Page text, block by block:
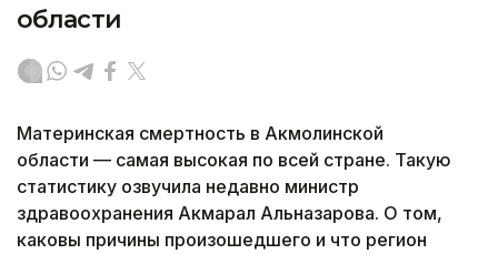
области
Материнская смертность в Акмолинской
области — самая высокая по всей стране. Такую
статистику озвучила недавно министр
здравоохранения Акмарал Альназарова. О том,
каковы причины произошедшего и что регион